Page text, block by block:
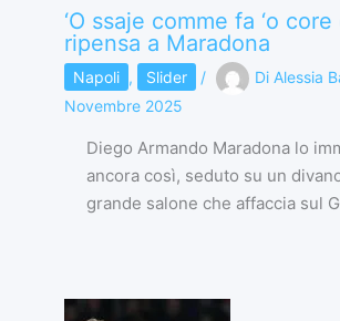
‘O ssaje comme fa ‘o
ripensa a Maradona
Napoli , Slider / Di Alessia
Novembre 2025
Diego Armando Maradona lo
ancora così, seduto su un
grande salone che affaccia sul